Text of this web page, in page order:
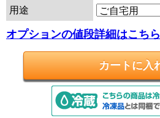
用途
オプションの値段詳細はこちら